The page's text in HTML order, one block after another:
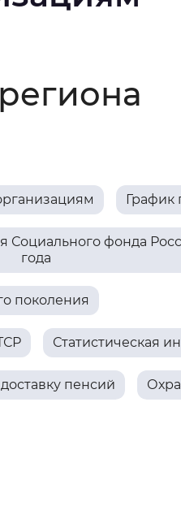
График
фонда
года
поколения
Статистическая
пенсий